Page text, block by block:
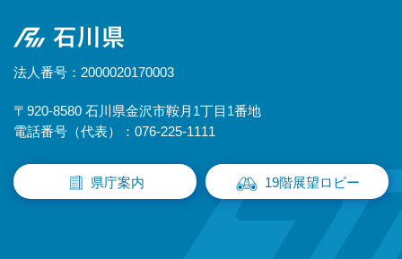
石川県
法人番号：2000020170003
〒920-8580 石川県金沢市鞍月1丁目1番地
電話番号（代表）：076-225-1111
県庁案内 19階展望ロビー